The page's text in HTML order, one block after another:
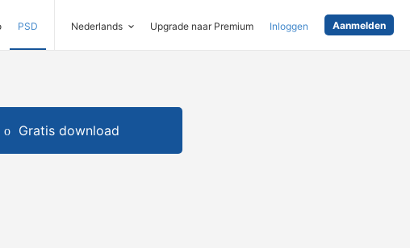
PSD Nederlands Upgrade naar Premium Inloggen Aanmelden
Gratis download